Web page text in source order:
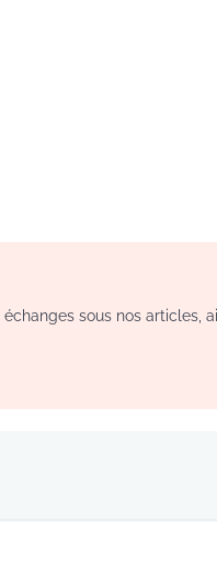
sous nos articles,